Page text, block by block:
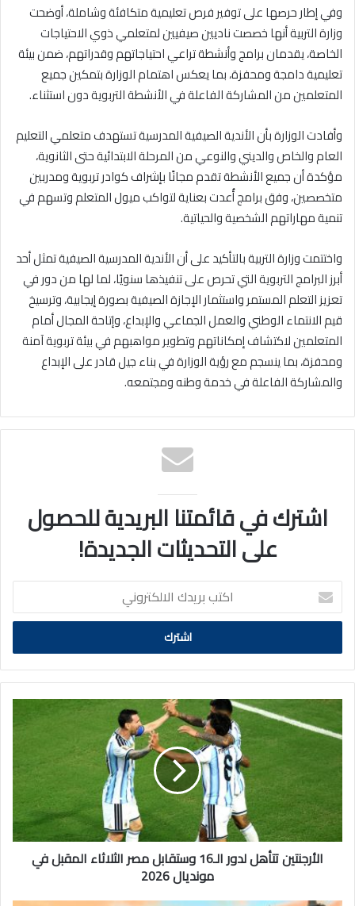
وفي إطار حرصها على توفير فرص تعليمية متكافئة وشاملة، أوضحت
وزارة التربية أنها خصصت ناديين صيفيين لمتعلمي ذوي الاحتياجات
الخاصة، يقدمان برامج وأنشطة تراعي احتياجاتهم وقدراتهم، ضمن بيئة
تعليمية دامجة ومحفزة، بما يعكس اهتمام الوزارة بتمكين جميع
المتعلمين من المشاركة الفاعلة في الأنشطة التربوية دون استثناء.
وأفادت الوزارة بأن الأندية الصيفية المدرسية تستهدف متعلمي التعليم
العام والخاص والديني والنوعي من المرحلة الابتدائية حتى الثانوية،
مؤكدة أن جميع الأنشطة تقدم مجانًا بإشراف كوادر تربوية ومدربين
متخصصين، وفق برامج أُعدت بعناية لتواكب ميول المتعلم وتسهم في
تنمية مهاراتهم الشخصية والحياتية.
واختتمت وزارة التربية بالتأكيد على أن الأندية المدرسية الصيفية تمثل أحد
أبرز البرامج التربوية التي تحرص على تنفيذها سنويًا، لما لها من دور في
تعزيز التعلم المستمر واستثمار الإجازة الصيفية بصورة إيجابية، وترسيخ
قيم الانتماء الوطني والعمل الجماعي والإبداع، وإتاحة المجال أمام
المتعلمين لاكتشاف إمكاناتهم وتطوير مواهبهم في بيئة تربوية آمنة
ومحفزة، بما ينسجم مع رؤية الوزارة في بناء جيل قادر على الإبداع
والمشاركة الفاعلة في خدمة وطنه ومجتمعه.
اشترك في قائمتنا البريدية للحصول
على التحديثات الجديدة!
اكتب
بريدك
الالكتروني
الأرجنتين
تتأهل
لدور
وستقابل
الثلاثاء
المقبل
في
مونديال
الأرجنتين تتأهل لدور الـ16 وستقابل مصر الثلاثاء المقبل في
مونديال 2026